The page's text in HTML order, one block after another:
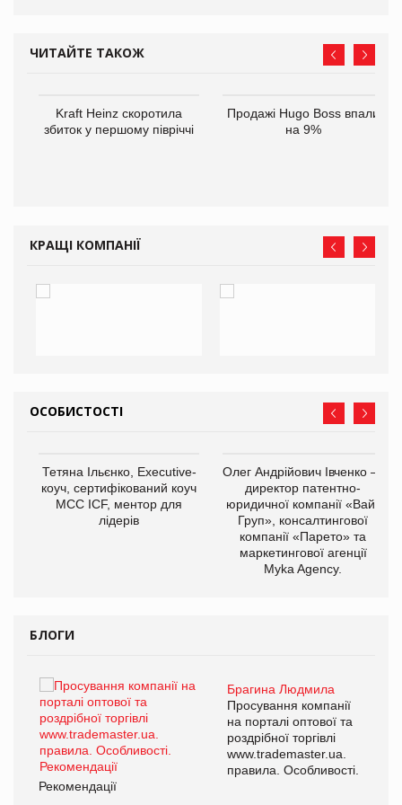
ЧИТАЙТЕ ТАКОЖ
Kraft Heinz скоротила
збиток у першому півріччі
Продажі Hugo Boss впали
на 9%
КРАЩІ КОМПАНІЇ
ОСОБИСТОСТІ
Тетяна Ільєнко, Executive-
коуч, сертифікований коуч
МСС ICF, ментор для
лідерів
Олег Андрійович Івченко —
директор патентно-
юридичної компанії «Вайз
Груп», консалтингової
компанії «Парето» та
маркетингової агенції
Myka Agency.
БЛОГИ
Брагина Людмила
Просування компанії
на порталі оптової та
роздрібної торгівлі
www.trademaster.ua.
правила. Особливості.
Рекомендації